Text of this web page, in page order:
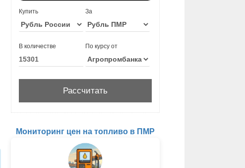
Купить За
В количестве По курсу от
Мониторинг цен на топливо в ПМР